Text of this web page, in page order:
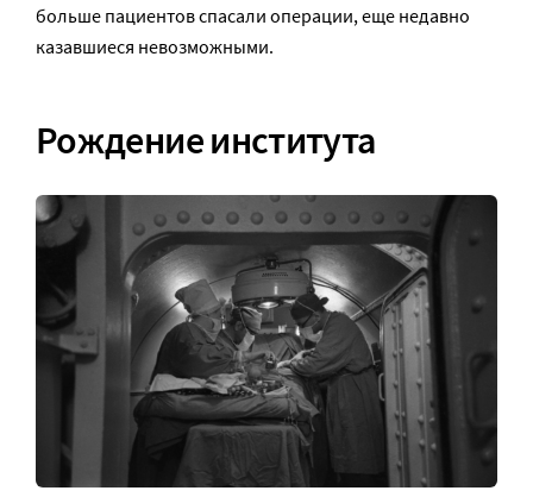
больше пациентов спасали операции, еще недавно
казавшиеся невозможными.
Рождение института